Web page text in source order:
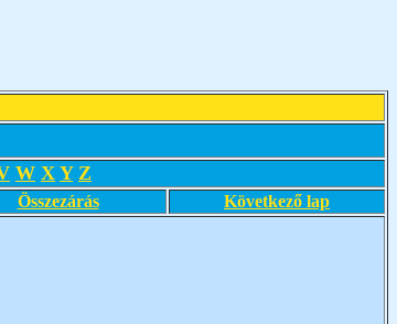
W X Y Z
Összezárás Következő lap